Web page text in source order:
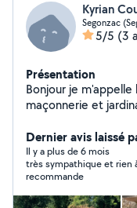
Kyrian
Segonzac
5/5 (3
Présentation
Bonjour je
maçonnerie et
métier mais je suis
demander merci
Dernier avis laissé
Il y a plus de 6 mois
très sympathique et rien
recommande